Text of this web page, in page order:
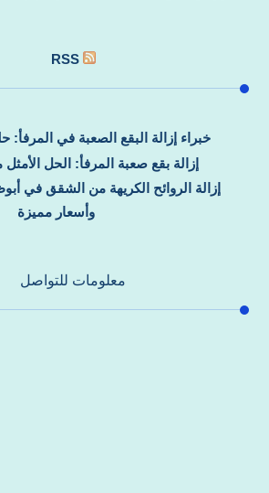
RSS
خبراء إزالة البقع الصعبة في المرفأ:
إزالة بقع صعبة المرفأ: الحل
إزالة الروائح الكريهة من الشقق في
وأسعار مميزة
معلومات للتواصل